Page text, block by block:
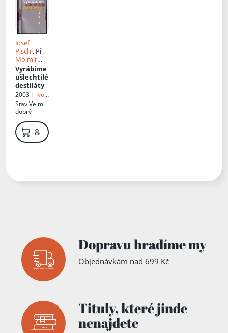
velejemn
ých likérů
cestou
studenou
i teplou
Josef
Pischl, Př.
Mojmír
Rychtera
Vyrábíme
ušlechtilé
destiláty
2003 | Ivo
Železný
StavVelmi
dobrý
849 Kč
Dopravu hradíme my
Objednávkám nad 699 Kč
Tituly,které jinde
nenajdete